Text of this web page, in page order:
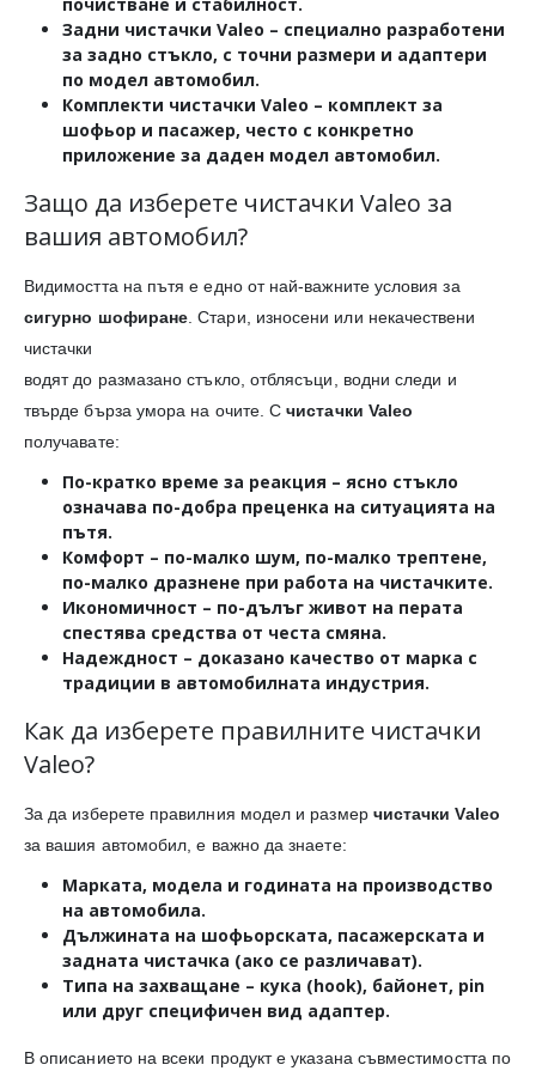
Задни чистачки Valeo – специално разработени
за задно стъкло, с точни размери и адаптери
по модел автомобил.
Комплекти чистачки Valeo – комплект за
шофьор и пасажер, често с конкретно
приложение за даден модел автомобил.
Защо да изберете чистачки Valeo за
вашия автомобил?
Видимостта на пътя е едно от най-важните условия за
сигурно шофиране . Стари, износени или некачествени
чистачки
водят до размазано стъкло, отблясъци, водни следи и
твърде бърза умора на очите. Счистачки Valeo
получавате:
По-кратко време за реакция – ясно стъкло
означава по-добра преценка на ситуацията на
пътя.
Комфорт – по-малко шум, по-малко трептене,
по-малко дразнене при работа на чистачките.
Икономичност – по-дълъг живот на перата
спестява средства от честа смяна.
Надеждност – доказано качество от марка с
традиции в автомобилната индустрия.
Как да изберете правилните чистачки
Valeo?
За да изберете правилния модел и размер чистачки Valeo
за вашия автомобил, е важно да знаете:
Марката, модела и годината на производство
на автомобила.
Дължината на шофьорската, пасажерската и
задната чистачка (ако се различават).
Типа на захващане – кука (hook), байонет, pin
или друг специфичен вид адаптер.
В описанието на всеки продукт е указана съвместимостта по